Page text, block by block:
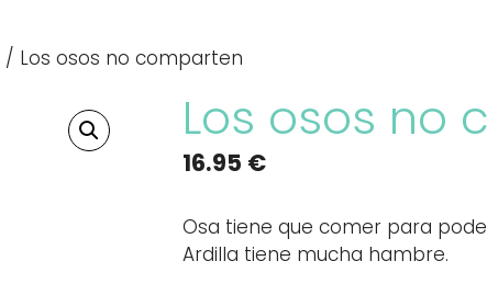
/ Los osos no comparten
Los osos no
16.95 €
Osa tiene que comer para
Ardilla tiene mucha hambre.